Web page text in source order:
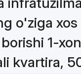
o'ziga
1-
kvartira,